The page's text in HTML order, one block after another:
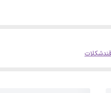
شکلات